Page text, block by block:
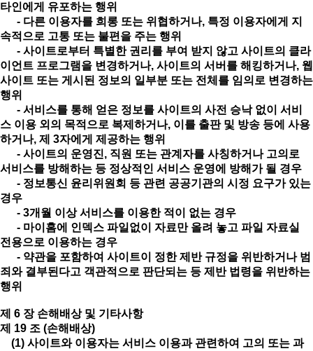
타인에게 유포하는 행위
- 다른 이용자를 희롱 또는 위협하거나, 특정 이용자에게 지
속적으로 고통 또는 불편을 주는 행위
- 사이트로부터 특별한 권리를 부여 받지 않고 사이트의 클라
이언트 프로그램을 변경하거나, 사이트의 서버를 해킹하거나, 웹
사이트 또는 게시된 정보의 일부분 또는 전체를 임의로 변경하는
행위
- 서비스를 통해 얻은 정보를 사이트의 사전 승낙 없이 서비
스 이용 외의 목적으로 복제하거나, 이를 출판 및 방송 등에 사용
하거나, 제 3자에게 제공하는 행위
- 사이트의 운영진, 직원 또는 관계자를 사칭하거나 고의로
서비스를 방해하는 등 정상적인 서비스 운영에 방해가 될 경우
- 정보통신 윤리위원회 등 관련 공공기관의 시정 요구가 있는
경우
- 3개월 이상 서비스를 이용한 적이 없는 경우
- 마이홈에 인덱스 파일없이 자료만 올려 놓고 파일 자료실
전용으로 이용하는 경우
- 약관을 포함하여 사이트이 정한 제반 규정을 위반하거나 범
죄와 결부된다고 객관적으로 판단되는 등 제반 법령을 위반하는
행위
제 6 장 손해배상 및 기타사항
제 19 조 (손해배상)
(1) 사이트와 이용자는 서비스 이용과 관련하여 고의 또는 과